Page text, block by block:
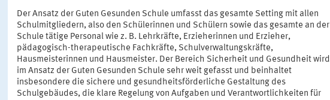
Der Ansatz der Guten Gesunden Schule umfasst das gesamte Setting mit allen
Schulmitgliedern, also den Schülerinnen und Schülern sowie das gesamte an der
Schule tätige Personal wie z. B. Lehrkräfte, Erzieherinnen und Erzieher,
pädagogisch-therapeutische Fachkräfte, Schulverwaltungskräfte,
Hausmeisterinnen und Hausmeister. Der Bereich Sicherheit und Gesundheit wird
im Ansatz der Guten Gesunden Schule sehr weit gefasst und beinhaltet
insbesondere die sichere und gesundheitsförderliche Gestaltung des
Schulgebäudes, die klare Regelung von Aufgaben und Verantwortlichkeiten für